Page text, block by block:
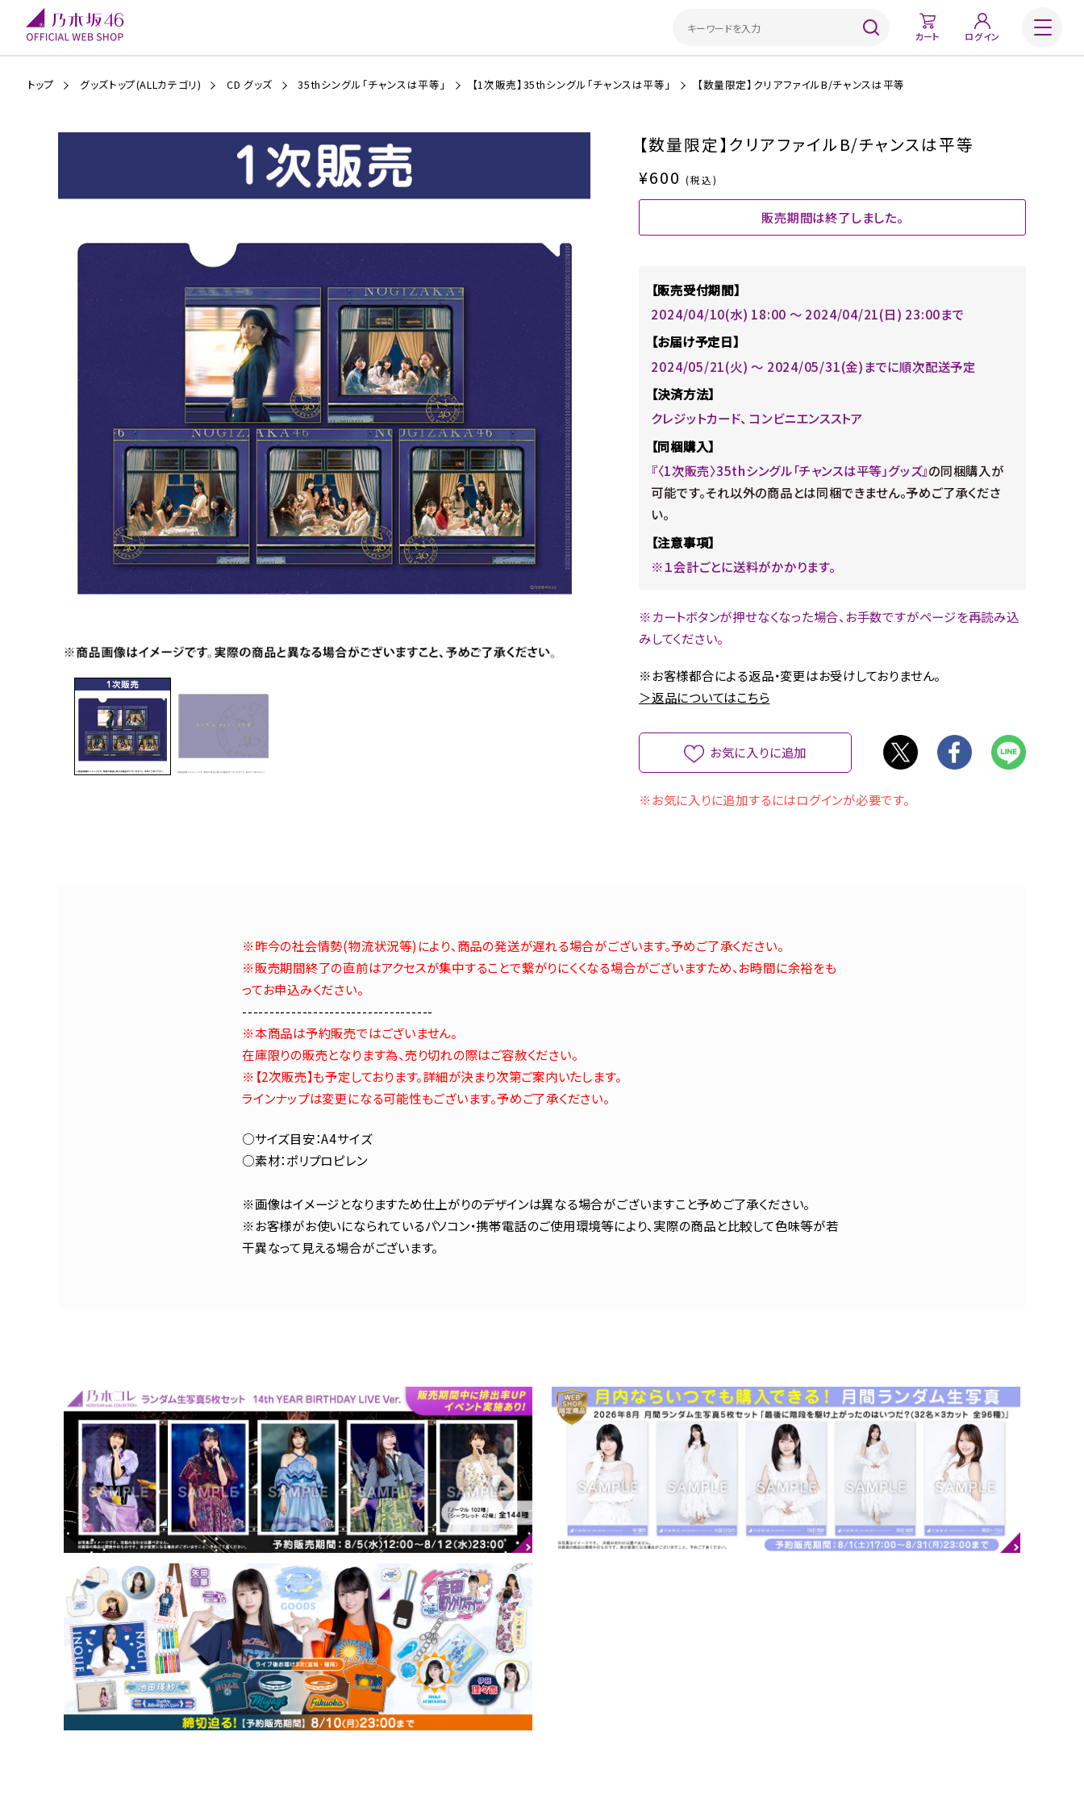
カート ログイン
トップ グッズトップ(ALLカテゴリ) CD グッズ 35thシングル「チャンスは平等」 【1次販売】35thシングル「チャンスは平等」 【数量限定】クリアファイルB/チャンスは平等
【数量限定】クリアファイルB/チャンスは平等
¥600 (税込)
販売期間は終了しました。
【販売受付期間】
2024/04/10(水) 18:00 〜 2024/04/21(日) 23:00まで
【お届け予定日】
2024/05/21(火) 〜 2024/05/31(金)までに順次配送予定
【決済方法】
クレジットカード、 コンビニエンスストア
【同梱購入】
『〈1次販売〉35thシングル「チャンスは平等」グッズ』の同梱購入が
可能です。それ以外の商品とは同梱できません。予めご了承くださ
い。
【注意事項】
※１会計ごとに送料がかかります。
※カートボタンが押せなくなった場合、お手数ですがページを再読み込
みしてください。
※お客様都合による返品・変更はお受けしておりません。
＞返品についてはこちら
お気に入りに追加
※お気に入りに追加するにはログインが必要です。
※昨今の社会情勢(物流状況等)により、商品の発送が遅れる場合がございます。予めご了承ください。
※販売期間終了の直前はアクセスが集中することで繋がりにくくなる場合がございますため、お時間に余裕をも
ってお申込みください。
-----------------------------------
※本商品は予約販売ではございません。
在庫限りの販売となります為、売り切れの際はご容赦ください。
※【2次販売】も予定しております。詳細が決まり次第ご案内いたします。
ラインナップは変更になる可能性もございます。予めご了承ください。
○サイズ目安：A4サイズ
○素材：ポリプロピレン
※画像はイメージとなりますため仕上がりのデザインは異なる場合がございますこと予めご了承ください。
※お客様がお使いになられているパソコン・携帯電話のご使用環境等により、実際の商品と比較して色味等が若
干異なって見える場合がございます。